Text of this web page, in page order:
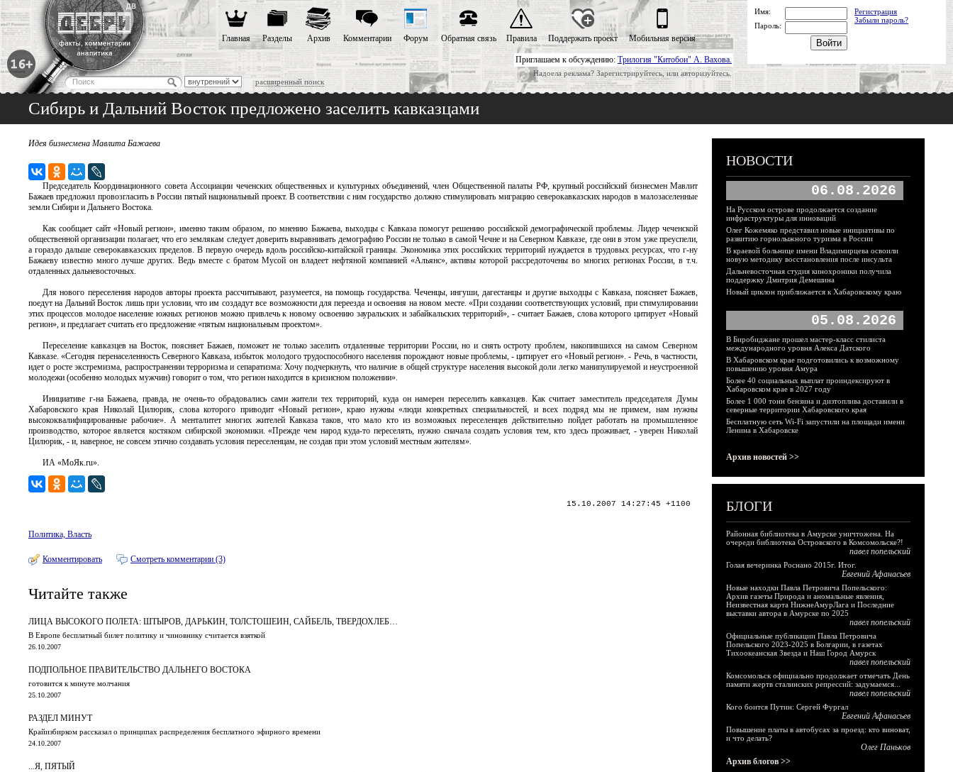
Приглашаем к обсуждению: Трилогия "Китобои" А. Вахова.
Надоела реклама? Зарегистрируйтесь, или авторизуйтесь.
расширенный поиск
Главная Разделы Архив Комментарии Форум Обратная связь Правила Поддержать проект Мобильная версия
Имя:
Регистрация
Забыли пароль?
Пароль:
Сибирь и Дальний Восток предложено заселить кавказцами
Идея бизнесмена Мавлита Бажаева
Председатель Координационного совета Ассоциации чеченских общественных и культурных объединений, член Общественной палаты РФ, крупный российский бизнесмен Мавлит
Бажаев предложил провозгласить в России пятый национальный проект. В соответствии с ним государство должно стимулировать миграцию северокавказских народов в малозаселенные
земли Сибири и Дальнего Востока.
Как сообщает сайт «Новый регион», именно таким образом, по мнению Бажаева, выходцы с Кавказа помогут решению российской демографической проблемы. Лидер чеченской
общественной организации полагает, что его землякам следует доверить выравнивать демографию России не только в самой Чечне и на Северном Кавказе, где они в этом уже преуспели,
а гораздо дальше северокавказских пределов. В первую очередь вдоль российско-китайской границы. Экономика этих российских территорий нуждается в трудовых ресурсах, что г-ну
Бажаеву известно много лучше других. Ведь вместе с братом Мусой он владеет нефтяной компанией «Альянс», активы которой рассредоточены во многих регионах России, в т.ч.
отдаленных дальневосточных.
Для нового переселения народов авторы проекта рассчитывают, разумеется, на помощь государства. Чеченцы, ингуши, дагестанцы и другие выходцы с Кавказа, поясняет Бажаев,
поедут на Дальний Восток лишь при условии, что им создадут все возможности для переезда и освоения на новом месте. «При создании соответствующих условий, при стимулировании
этих процессов молодое население южных регионов можно привлечь к новому освоению зауральских и забайкальских территорий», - считает Бажаев, слова которого цитирует «Новый
регион», и предлагает считать его предложение «пятым национальным проектом».
Переселение кавказцев на Восток, поясняет Бажаев, поможет не только заселить отдаленные территории России, но и снять остроту проблем, накопившихся на самом Северном
Кавказе. «Сегодня перенаселенность Северного Кавказа, избыток молодого трудоспособного населения порождают новые проблемы, - цитирует его «Новый регион». - Речь, в частности,
идет о росте экстремизма, распространении терроризма и сепаратизма: Хочу подчеркнуть, что наличие в общей структуре населения высокой доли легко манипулируемой и неустроенной
молодежи (особенно молодых мужчин) говорит о том, что регион находится в кризисном положении».
Инициативе г-на Бажаева, правда, не очень-то обрадовались сами жители тех территорий, куда он намерен переселить кавказцев. Как считает заместитель председателя Думы
Хабаровского края Николай Цилюрик, слова которого приводит «Новый регион», краю нужны «люди конкретных специальностей, и всех подряд мы не примем, нам нужны
высококвалифицированные рабочие». А менталитет многих жителей Кавказа таков, что мало кто из возможных переселенцев действительно пойдет работать на промышленное
производство, которое является костяком сибирской экономики. «Прежде чем народ куда-то переселять, нужно сначала создать условия тем, кто здесь проживает, - уверен Николай
Цилюрик, - и, наверное, не совсем этично создавать условия переселенцам, не создав при этом условий местным жителям».
ИА «МоЯк.ru».
15.10.2007 14:27:45 +1100
Политика, Власть
Комментировать Смотреть комментарии (3)
Читайте также
ЛИЦА ВЫСОКОГО ПОЛЕТА: ШТЫРОВ, ДАРЬКИН, ТОЛСТОШЕИН, САЙБЕЛЬ, ТВЕРДОХЛЕБ…
В Европе бесплатный билет политику и чиновнику считается взяткой
26.10.2007
ПОДПОЛЬНОЕ ПРАВИТЕЛЬСТВО ДАЛЬНЕГО ВОСТОКА
готовится к минуте молчания
25.10.2007
РАЗДЕЛ МИНУТ
Крайизбирком рассказал о принципах распределения бесплатного эфирного времени
24.10.2007
...Я, ПЯТЫЙ
НОВОСТИ
06.08.2026
На Русском острове продолжается создание
инфраструктуры для инноваций
Олег Кожемяко представил новые инициативы по
развитию горнолыжного туризма в России
В краевой больнице имени Владимирцева освоили
новую методику восстановления после инсульта
Дальневосточная студия кинохроники получила
поддержку Дмитрия Демешина
Новый циклон приближается к Хабаровскому краю
05.08.2026
В Биробиджане прошел мастер-класс стилиста
международного уровня Алекса Датского
В Хабаровском крае подготовились к возможному
повышению уровня Амура
Более 40 социальных выплат проиндексируют в
Хабаровском крае в 2027 году
Более 1 000 тонн бензина и дизтоплива доставили в
северные территории Хабаровского края
Бесплатную сеть Wi-Fi запустили на площади имени
Ленина в Хабаровске
Архив новостей >>
БЛОГИ
Районная библиотека в Амурске уничтожена. На
очереди библиотека Островского в Комсомольске?!
павел попельский
Голая вечеринка Роснано 2015г. Итог.
Евгений Афанасьев
Новые находки Павла Петровича Попельского:
Архив газеты Природа и аномальные явления,
Неизвестная карта НижнеАмурЛага и Последние
выставки автора в Амурске по 2025
павел попельский
Официальные публикации Павла Петровича
Попельского 2023-2025 в Болгарии, в газетах
Тихоокеанская Звезда и Наш Город Амурск
павел попельский
Комсомольск официально продолжает отмечать День
памяти жертв сталинских репрессий: задумаемся...
павел попельский
Кого боится Путин: Сергей Фургал
Евгений Афанасьев
Повышение платы в автобусах за проезд: кто виноват,
и что делать?
Олег Паньков
Архив блогов >>